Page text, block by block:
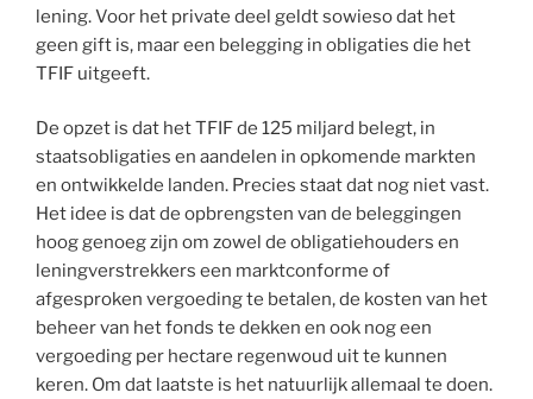
lening. Voor het private deel geldt sowieso dat het
geen gift is, maar een belegging in obligaties die het
TFIF uitgeeft.
De opzet is dat het TFIF de 125 miljard belegt, in
staatsobligaties en aandelen in opkomende markten
en ontwikkelde landen. Precies staat dat nog niet vast.
Het idee is dat de opbrengsten van de beleggingen
hoog genoeg zijn om zowel de obligatiehouders en
leningverstrekkers een marktconforme of
afgesproken vergoeding te betalen, de kosten van het
beheer van het fonds te dekken en ook nog een
vergoeding per hectare regenwoud uit te kunnen
keren. Om dat laatste is het natuurlijk allemaal te doen.